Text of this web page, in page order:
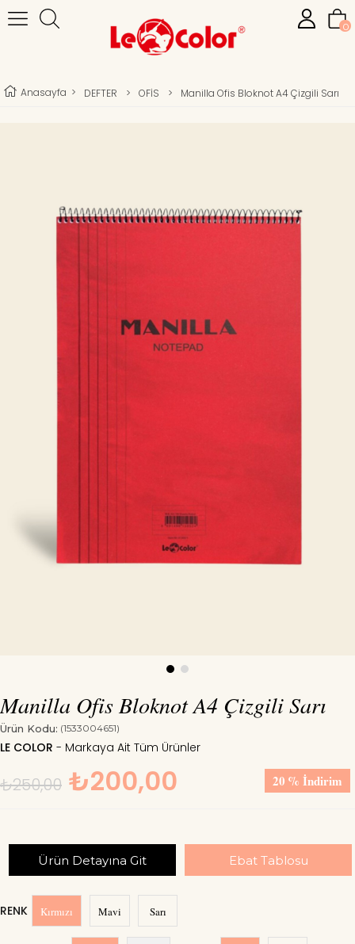
0
Anasayfa > DEFTER > OFİS > Manilla Ofis Bloknot A4 Çizgili Sarı
Manilla Ofis Bloknot A4 Çizgili Sarı
Ürün Kodu: (1533004651)
LE COLOR
%
20 İndirim
₺250,00 ₺200,00
Ürün Detayına Git Ebat Tablosu
RENK Kırmızı Mavi Sarı